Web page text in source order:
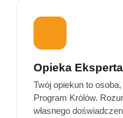
Opieka Eksperta
Twój opiekun to
Program Królów.
własnego